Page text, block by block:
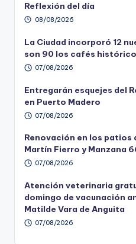
Reflexión del día
08/08/2026
La Ciudad incorporó 12
son 90 los cafés
07/08/2026
Entregarán esquejes del
en Puerto Madero
07/08/2026
Renovación en los patios
Martín Fierro y Manzana
07/08/2026
Atención veterinaria
domingo de vacunación
Matilde Vara de Anguita
07/08/2026